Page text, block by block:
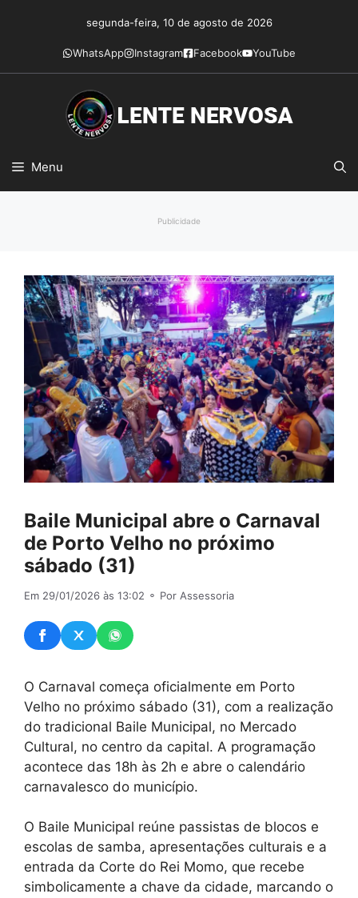
conteúdo
segunda-feira, 10 de agosto de 2026
WhatsApp Instagram Facebook YouTube
Menu
Publicidade
Baile Municipal abre o Carnaval
de Porto Velho no próximo
sábado (31)
Em 29/01/2026 às 13:02 ⚬ Por Assessoria
O Carnaval começa oficialmente em Porto
Velho no próximo sábado (31), com a realização
do tradicional Baile Municipal, no Mercado
Cultural, no centro da capital. A programação
acontece das 18h às 2h e abre o calendário
carnavalesco do município.
O Baile Municipal reúne passistas de blocos e
escolas de samba, apresentações culturais e a
entrada da Corte do Rei Momo, que recebe
simbolicamente a chave da cidade, marcando o